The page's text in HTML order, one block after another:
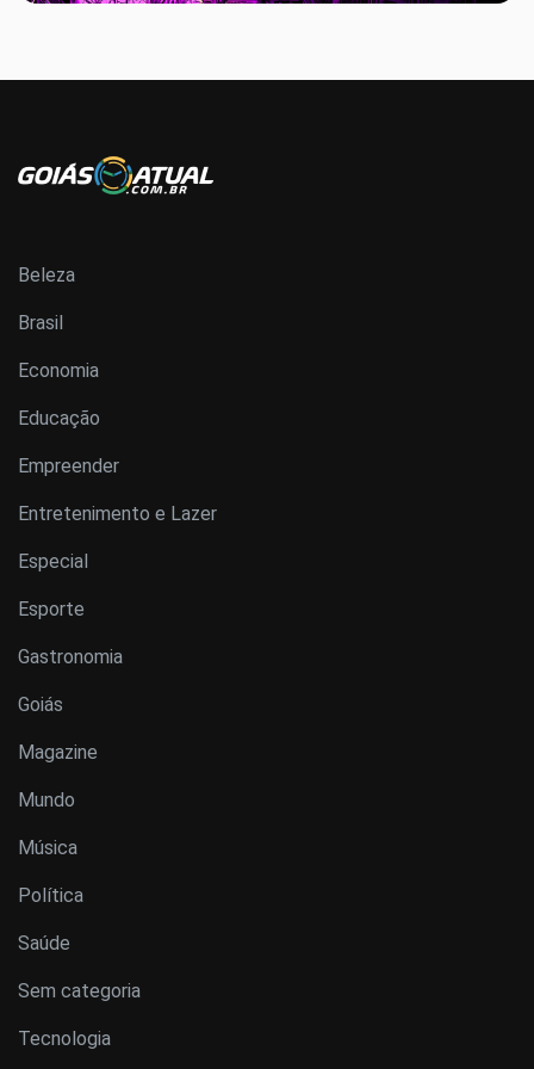
Beleza
Brasil
Economia
Educação
Empreender
Entretenimento e Lazer
Especial
Esporte
Gastronomia
Goiás
Magazine
Mundo
Música
Política
Saúde
Sem categoria
Tecnologia